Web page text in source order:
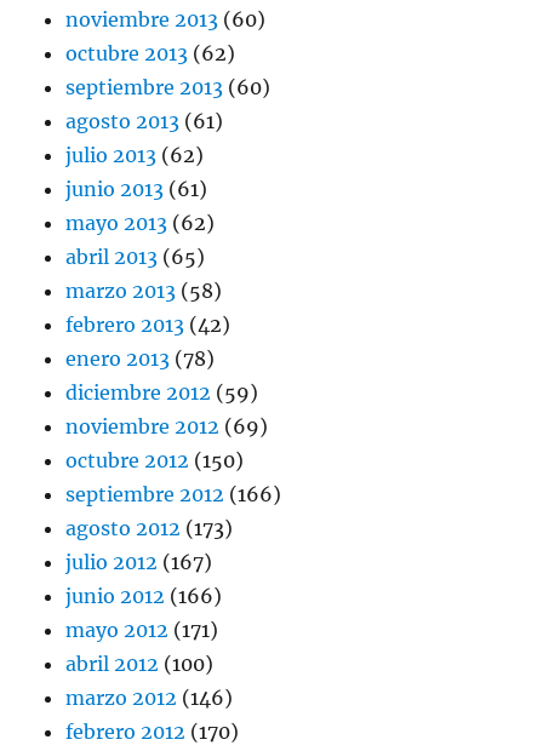
noviembre 2013 (60)
octubre 2013 (62)
septiembre 2013 (60)
agosto 2013 (61)
julio 2013 (62)
junio 2013 (61)
mayo 2013 (62)
abril 2013 (65)
marzo 2013 (58)
febrero 2013 (42)
enero 2013 (78)
diciembre 2012 (59)
noviembre 2012 (69)
octubre 2012 (150)
septiembre 2012 (166)
agosto 2012 (173)
julio 2012 (167)
junio 2012 (166)
mayo 2012 (171)
abril 2012 (100)
marzo 2012 (146)
febrero 2012 (170)